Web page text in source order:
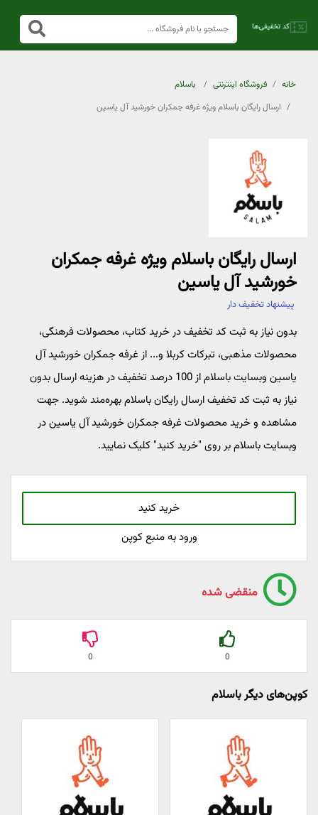
خانه فروشگاه اینترنتی
باسلام
ارسال رایگان باسلام ویژه غرفه جمکران خورشید آل یاسین
ارسال رایگان باسلام ویژه غرفه جمکران
خورشید آل یاسین
پیشنهاد تخفیف دار
بدون نیاز به ثبت کد تخفیف در خرید کتاب، محصولات فرهنگی،
محصولات مذهبی، تبرکات کربلا و... از غرفه جمکران خورشید آل
یاسین وبسایت باسلام از 100 درصد تخفیف در هزینه ارسال بدون
نیاز به ثبت کد تخفیف ارسال رایگان باسلام بهره‌مند شوید. جهت
مشاهده و خرید محصولات غرفه جمکران خورشید آل یاسین در
وبسایت باسلام بر روی "خرید کنید" کلیک نمایید.
خرید کنید
ورود به منبع کوپن
منقضی شده
0
0
کوپن‌های دیگر باسلام